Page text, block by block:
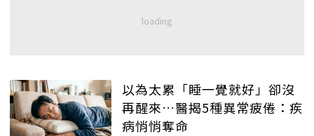
以為太累「睡一覺就好」卻沒
再醒來…醫揭5種異常疲倦：疾
病悄悄奪命